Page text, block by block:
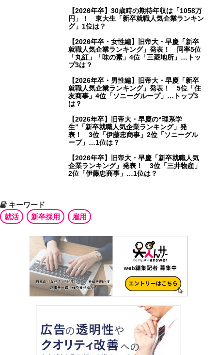
【2026年卒】30歳時の期待年収は「1058万
円」！ 東大生「新卒就職人気企業ランキン
グ」1位は？
【2026年卒・女性編】旧帝大・早慶「新卒
就職人気企業ランキング」発表！ 同率5位
「丸紅」「味の素」4位「三菱地所」…トッ
プ3は？
【2026年卒・男性編】旧帝大・早慶「新卒
就職人気企業ランキング」発表！ 5位「住
友商事」4位「ソニーグループ」…トップ3
は？
【2026年卒】旧帝大・早慶の“理系学
生”「新卒就職人気企業ランキング」発
表！ 3位「伊藤忠商事」2位「ソニーグル
ープ」…1位は？
【2026年卒】旧帝大・早慶「新卒就職人気
企業ランキング」発表！ 3位「三井物産」
2位「伊藤忠商事」…1位は？
キーワード
就活
新卒採用 雇用